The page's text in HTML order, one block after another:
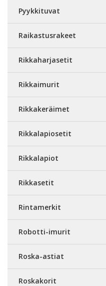
Pyykkituvat
Raikastusrakeet
Rikkaharjasetit
Rikkaimurit
Rikkakeräimet
Rikkalapiosetit
Rikkalapiot
Rikkasetit
Rintamerkit
Robotti-imurit
Roska-astiat
Roskakorit